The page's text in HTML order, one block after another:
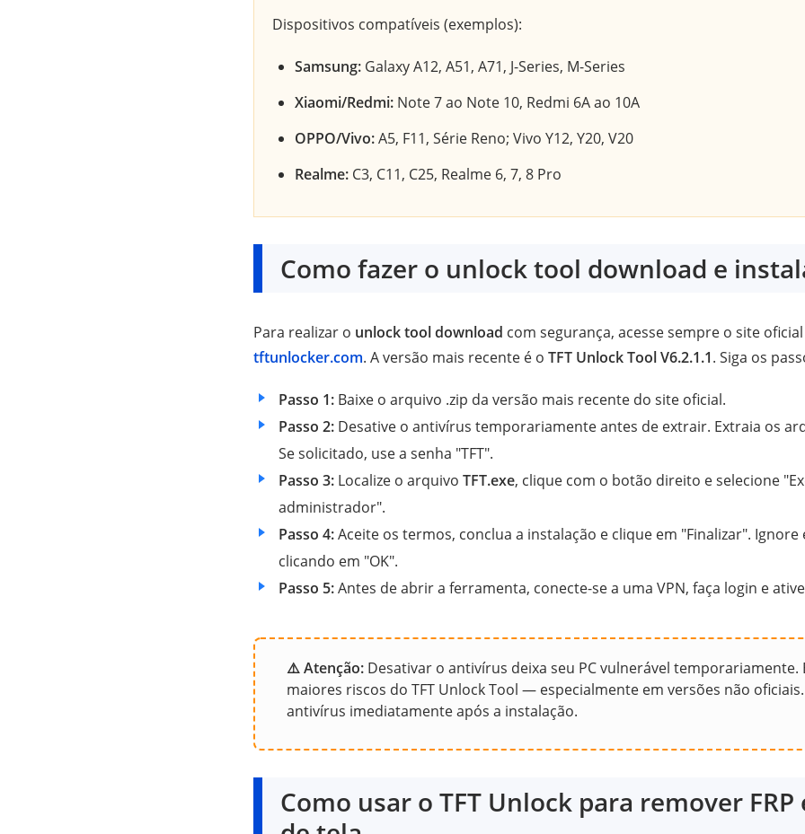
Dispositivos compatíveis (exemplos):
Samsung: Galaxy A12, A51, A71, J-Series, M-Series
Xiaomi/Redmi: Note 7 ao Note 10, Redmi 6A ao 10A
OPPO/Vivo:A5, F11, Série Reno; Vivo Y12, Y20, V20
Realme: C3, C11, C25, Realme 6, 7, 8 Pro
Como fazer o unlock tool download e
Para realizar o unlock tool download com segurança, acesse sempre o site
tftunlocker.com. A versão mais recente é o TFT Unlock Tool V6.2.1.1. Siga os
Passo 1: Baixe o arquivo .zip da versão mais recente do site oficial.
Passo 2: Desative o antivírus temporariamente antes de extrair. Extraia os
Se solicitado, use a senha "TFT".
Passo 3: Localize o arquivo TFT.exe, clique com o botão direito e selecione
administrador".
Passo 4:Aceite os termos, conclua a instalação e clique em "Finalizar".
clicando em "OK".
Passo 5:Antes de abrir a ferramenta, conecte-se a uma VPN, faça login e
⚠️ Atenção: Desativar o antivírus deixa seu PC vulnerável temporariamente.
maiores riscos do TFT Unlock Tool — especialmente em versões não
antivírus imediatamente após a instalação.
Como usar o TFT Unlock para remover